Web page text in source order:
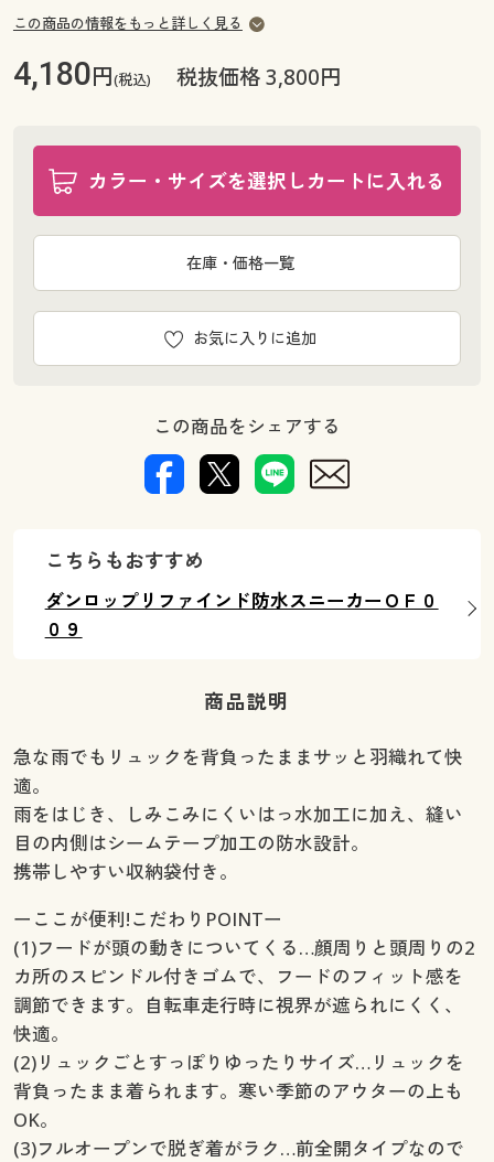
ご利用ガイド
この商品の情報をもっと詳しく見る
4,180円(税込) 税抜価格 3,800円
カラー・サイズを選択しカートに入れる
お気に入りに追加
在庫・価格一覧
この商品をシェアする
こちらもおすすめ
ダンロップリファインド防水スニーカーＯＦ０
０９
商品説明
急な雨でもリュックを背負ったままサッと羽織れて快
適。
雨をはじき、しみこみにくいはっ水加工に加え、縫い
目の内側はシームテープ加工の防水設計。
携帯しやすい収納袋付き。
ーここが便利!こだわりPOINTー
(1)フードが頭の動きについてくる…顔周りと頭周りの2
カ所のスピンドル付きゴムで、フードのフィット感を
調節できます。自転車走行時に視界が遮られにくく、
快適。
(2)リュックごとすっぽりゆったりサイズ…リュックを
背負ったまま着られます。寒い季節のアウターの上も
OK。
(3)フルオープンで脱ぎ着がラク…前全開タイプなので